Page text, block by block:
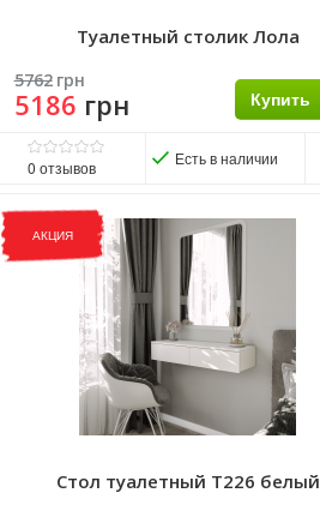
Туалетный столик Лола
5762 грн
5186 грн Купить
0 отзывов Есть в наличии
Матеріал фасаду:
Виробник:
Мир Мебели
Матеріал:
ДСП
Матеріал каркасу: ДСП
АКЦИЯ
Стол туалетный Т226 белый